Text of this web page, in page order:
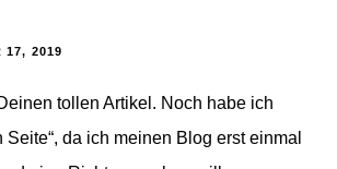
17, 2019
tollen Artikel. Noch habe ich
Seite“, da ich meinen Blog erst einmal